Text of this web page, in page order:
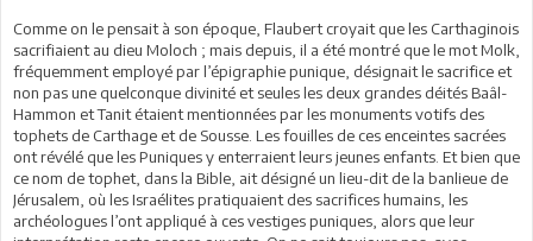
Comme on le pensait à son époque, Flaubert croyait que les Carthaginois
sacrifiaient au dieu Moloch ; mais depuis, il a été montré que le mot Molk,
fréquemment employé par l’épigraphie punique, désignait le sacrifice et
non pas une quelconque divinité et seules les deux grandes déités Baâl-
Hammon et Tanit étaient mentionnées par les monuments votifs des
tophets de Carthage et de Sousse. Les fouilles de ces enceintes sacrées
ont révélé que les Puniques y enterraient leurs jeunes enfants. Et bien que
ce nom de tophet, dans la Bible, ait désigné un lieu-dit de la banlieue de
Jérusalem, où les Israélites pratiquaient des sacrifices humains, les
archéologues l’ont appliqué à ces vestiges puniques, alors que leur